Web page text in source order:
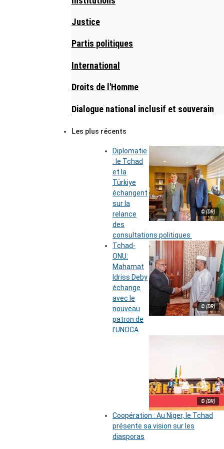
Justice
Partis politiques
International
Droits de l'Homme
Dialogue national inclusif et souverain
Les plus récents
© (DR)
Diplomatie
: le Tchad
et la
Türkiye
échangent
sur la
relance
des
consultations politiques
© (DR)
Tchad-
ONU:
Mahamat
Idriss Deby
échange
avec le
nouveau
patron de
l’UNOCA
© (DR)
Coopération : Au Niger, le Tchad
présente sa vision sur les
diasporas